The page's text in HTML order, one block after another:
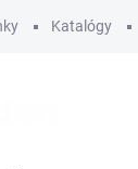
Katalógy